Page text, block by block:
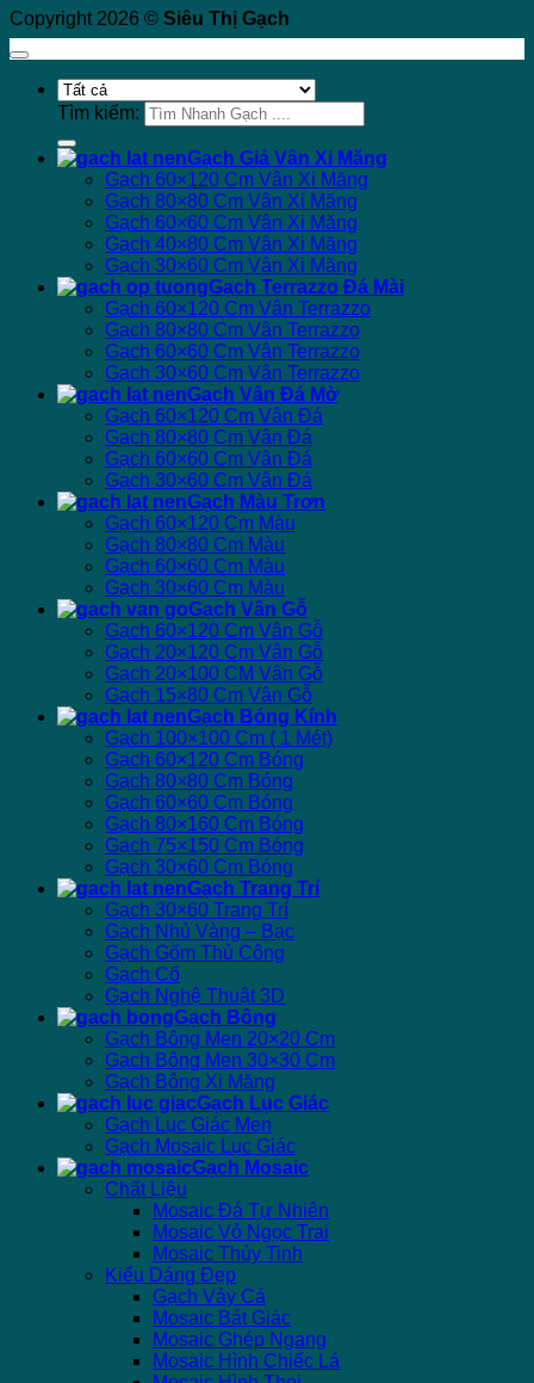
Copyright 2026 © Siêu Thị Gạch
Tìm kiếm:
Gạch Giả Vân Xi Măng
Gạch 60×120 Cm Vân Xi Măng
Gạch 80×80 Cm Vân Xi Măng
Gạch 60×60 Cm Vân Xi Măng
Gạch 40×80 Cm Vân Xi Măng
Gạch 30×60 Cm Vân Xi Măng
Gạch Terrazzo Đá Mài
Gạch 60×120 Cm Vân Terrazzo
Gạch 80×80 Cm Vân Terrazzo
Gạch 60×60 Cm Vân Terrazzo
Gạch 30×60 Cm Vân Terrazzo
Gạch Vân Đá Mờ
Gạch 60×120 Cm Vân Đá
Gạch 80×80 Cm Vân Đá
Gạch 60×60 Cm Vân Đá
Gạch 30×60 Cm Vân Đá
Gạch Màu Trơn
Gạch 60×120 Cm Màu
Gạch 80×80 Cm Màu
Gạch 60×60 Cm Màu
Gạch 30×60 Cm Màu
Gạch Vân Gỗ
Gạch 60×120 Cm Vân Gỗ
Gạch 20×120 Cm Vân Gỗ
Gạch 20×100 CM Vân Gỗ
Gạch 15×80 Cm Vân Gỗ
Gạch Bóng Kính
Gạch 100×100 Cm ( 1 Mét)
Gạch 60×120 Cm Bóng
Gạch 80×80 Cm Bóng
Gạch 60×60 Cm Bóng
Gạch 80×160 Cm Bóng
Gạch 75×150 Cm Bóng
Gạch 30×60 Cm Bóng
Gạch Trang Trí
Gạch 30×60 Trang Trí
Gạch Nhủ Vàng – Bạc
Gạch Gốm Thủ Công
Gạch Cổ
Gạch Nghệ Thuật 3D
Gạch Bông
Gạch Bông Men 20×20 Cm
Gạch Bông Men 30×30 Cm
Gạch Bông Xi Măng
Gạch Lục Giác
Gạch Lục Giác Men
Gạch Mosaic Lục Giác
Gạch Mosaic
Chất Liệu
Mosaic Đá Tự Nhiên
Mosaic Vỏ Ngọc Trai
Mosaic Thủy Tinh
Kiểu Dáng Đẹp
Gạch Vảy Cá
Mosaic Bát Giác
Mosaic Ghép Ngang
Mosaic Hình Chiếc Lá